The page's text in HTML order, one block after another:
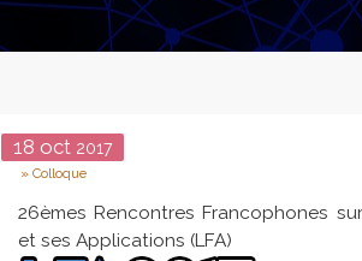
Date
18 oct 2017
Type
Colloque
26èmes Rencontres Francophones
et ses Applications (LFA)